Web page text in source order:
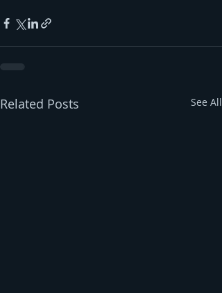
Related Posts See All